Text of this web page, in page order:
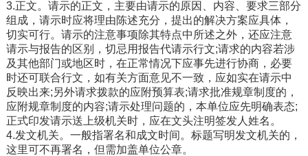
3.正文。请示的正文，主要由请示的原因、内容、要求三部分
组成，请示时应将理由陈述充分，提出的解决方案应具体，
切实可行。请示的注意事项除其特点中所述之外，还应注意
请示与报告的区别，切忌用报告代请示行文;请求的内容若涉
及其他部门或地区时，在正常情况下应事先进行协商，必要
时还可联合行文，如有关方面意见不一致，应如实在请示中
反映出来;另外请求拨款的应附预算表;请求批准规章制度的，
应附规章制度的内容;请示处理问题的，本单位应先明确表态;
正式印发请示送上级机关时，应在文头注明签发人姓名。
4.发文机关。一般指署名和成文时间。标题写明发文机关的，
这里可不再署名，但需加盖单位公章。